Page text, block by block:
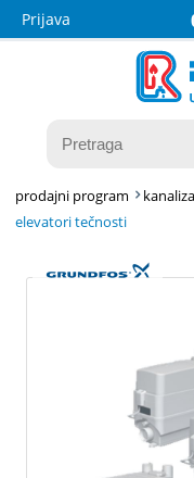
Prijava
prodajni program
elevatori tečnosti